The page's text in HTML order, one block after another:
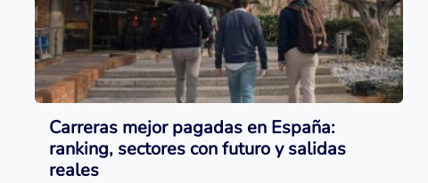
Carreras mejor pagadas en España:
ranking, sectores con futuro y salidas
reales